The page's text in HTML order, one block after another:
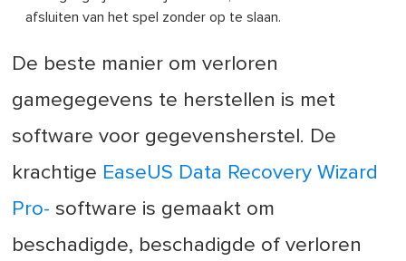
afsluiten van het spel zonder op te slaan.
De beste manier om verloren
gamegegevens te herstellen is met
software voor gegevensherstel. De
krachtige EaseUS Data Recovery Wizard
Pro- software is gemaakt om
beschadigde, beschadigde of verloren